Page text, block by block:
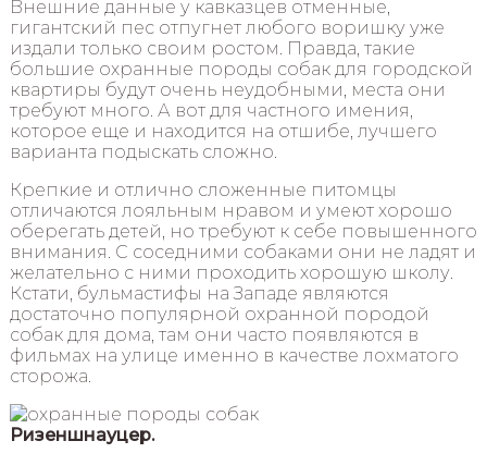
Внешние данные у кавказцев отменные,
гигантский пес отпугнет любого воришку уже
издали только своим ростом. Правда, такие
большие охранные породы собак для городской
квартиры будут очень неудобными, места они
требуют много. А вот для частного имения,
которое еще и находится на отшибе, лучшего
варианта подыскать сложно.
Крепкие и отлично сложенные питомцы
отличаются лояльным нравом и умеют хорошо
оберегать детей, но требуют к себе повышенного
внимания. С соседними собаками они не ладят и
желательно с ними проходить хорошую школу.
Кстати, бульмастифы на Западе являются
достаточно популярной охранной породой
собак для дома, там они часто появляются в
фильмах на улице именно в качестве лохматого
сторожа.
Ризеншнауцер.